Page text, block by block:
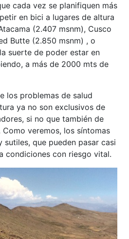
cada vez se planifiquen más
en bici a lugares de altura
(2.407 msnm), Cusco
Butte (2.850 msnm) , o
suerte de poder estar en
a más de 2000 mts de
los problemas de salud
ya no son exclusivos de
si no que también de
veremos, los síntomas
sutiles, que pueden pasar casi
condiciones con riesgo vital.